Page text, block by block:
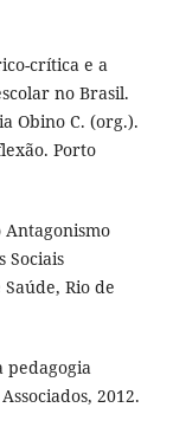
crítica e a
no Brasil.
Obino C. (org.).
Porto
Antagonismo
Sociais
Rio de
pedagogia
2012.